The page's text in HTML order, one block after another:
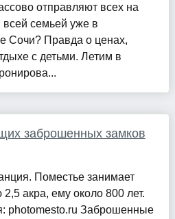
отправляют всех на
семьей уже в
Сочи? Правда о ценах,
с детьми. Летим в
заброшенных замков
Поместье занимает
акра, ему около 800 лет.
photomesto.ru Заброшенные